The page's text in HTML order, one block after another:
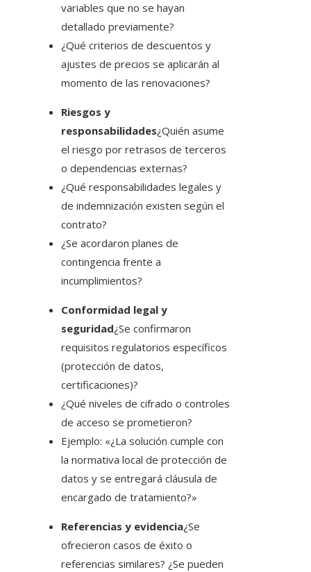
variables que no se hayan
detallado previamente?
¿Qué criterios de descuentos y
ajustes de precios se aplicarán al
momento de las renovaciones?
Riesgos y
responsabilidades¿Quién asume
el riesgo por retrasos de terceros
o dependencias externas?
¿Qué responsabilidades legales y
de indemnización existen según el
contrato?
¿Se acordaron planes de
contingencia frente a
incumplimientos?
Conformidad legal y
seguridad¿Se confirmaron
requisitos regulatorios específicos
(protección de datos,
certificaciones)?
¿Qué niveles de cifrado o controles
de acceso se prometieron?
Ejemplo: «¿La solución cumple con
la normativa local de protección de
datos y se entregará cláusula de
encargado de tratamiento?»
Referencias y evidencia¿Se
ofrecieron casos de éxito o
referencias similares? ¿Se pueden